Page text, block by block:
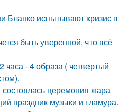
Бланко испытывают кризис в
быть уверенной, что всё
часа - 4 образа ( четвертый
церемония жара
праздник музыки и гламура.